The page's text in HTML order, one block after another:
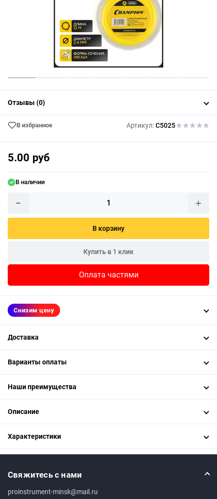
Отзывы (0)
В избранное Артикул:C5025
5.00 руб
В наличии
В корзину
Купить в 1 клик
Оплата частями
Снизим цену
Доставка
Варианты оплаты
Наши преимущества
Описание
Характеристики
Свяжитесь с нами
proinstrument-minsk@mail.ru